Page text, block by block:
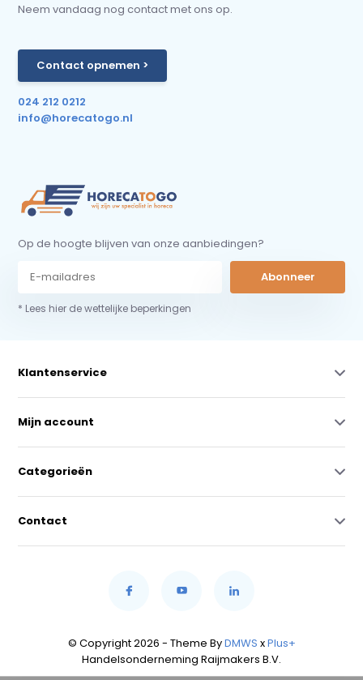
Neem vandaag nog contact met ons op.
Contact opnemen >
024 212 0212
info@horecatogo.nl
Op de hoogte blijven van onze aanbiedingen?
Abonneer
* Lees hier de wettelijke beperkingen
Klantenservice
Mijn account
Categorieën
Contact
© Copyright 2026 - Theme ByDMWS xPlus+
Handelsonderneming Raijmakers B.V.